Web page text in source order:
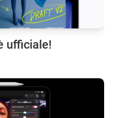
ufficiale!